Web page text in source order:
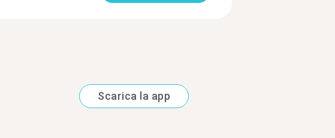
Scarica la app